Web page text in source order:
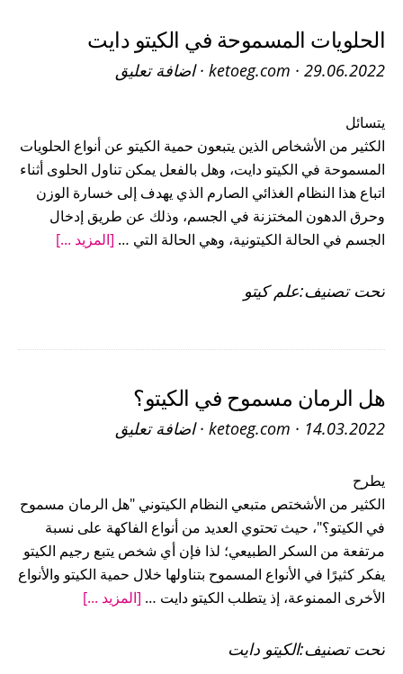
الحلويات المسموحة في الكيتو دايت
ketoeg.com · 29.06.2022
·اضافة تعليق
يتسائل
الكثير من الأشخاص الذين يتبعون حمية الكيتو عن أنواع الحلويات
المسموحة في الكيتو دايت، وهل بالفعل يمكن تناول الحلوى أثناء
اتباع هذا النظام الغذائي الصارم الذي يهدف إلى خسارة الوزن
وحرق الدهون المختزنة في الجسم، وذلك عن طريق إدخال
الجسم في الحالة الكيتونية، وهي الحالة التي … [المزيد ...]
تحت تصنيف:علم كيتو
هل الرمان مسموح في الكيتو؟
ketoeg.com · 14.03.2022
·اضافة تعليق
يطرح
الكثير من الأشختص متبعي النظام الكيتوني "هل الرمان مسموح
في الكيتو؟"، حيث تحتوي العديد من أنواع الفاكهة على نسبة
مرتفعة من السكر الطبيعي؛ لذا فإن أي شخص يتبع رجيم الكيتو
يفكر كثيرًا في الأنواع المسموح بتناولها خلال حمية الكيتو والأنواع
الأخرى الممنوعة، إذ يتطلب الكيتو دايت … [المزيد ...]
تحت تصنيف:الكيتو دايت